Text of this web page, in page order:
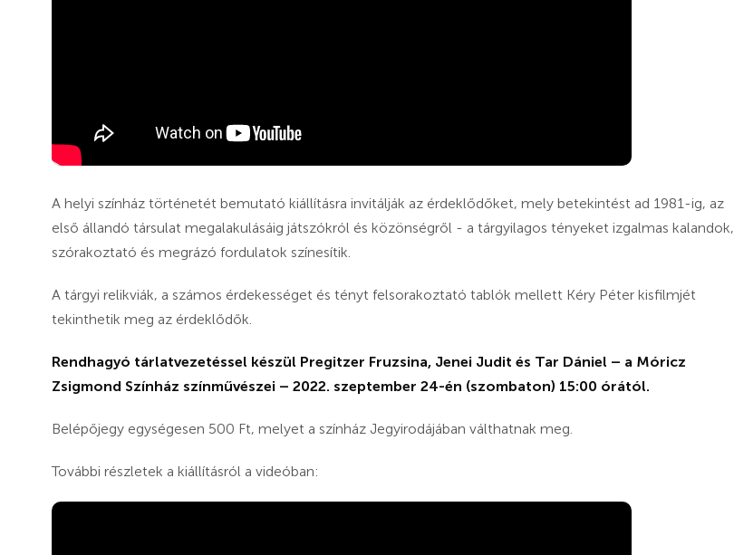
A helyi színház történetét bemutató kiállításra invitálják az érdeklődőket, mely betekintést ad 1981-ig, az
első állandó társulat megalakulásáig játszókról és közönségről - a tárgyilagos tényeket izgalmas kalandok,
szórakoztató és megrázó fordulatok színesítik.
A tárgyi relikviák, a számos érdekességet és tényt felsorakoztató tablók mellett Kéry Péter kisfilmjét
tekinthetik meg az érdeklődők.
Rendhagyó tárlatvezetéssel készül Pregitzer Fruzsina, Jenei Judit és Tar Dániel – a Móricz
Zsigmond Színház színművészei – 2022. szeptember 24-én (szombaton) 15:00 órától.
Belépőjegy egységesen 500 Ft, melyet a színház Jegyirodájában válthatnak meg.
További részletek a kiállításról a videóban: